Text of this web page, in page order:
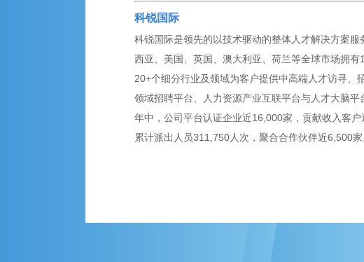
科锐国际
科锐国际是领先的以技术驱动的整体人才解决方案
西亚、美国、英国、澳大利亚、荷兰等全球市场拥
20+个细分行业及领域为客户提供中高端人才访寻
领域招聘平台、人力资源产业互联平台与人才大脑
年中，公司平台认证企业近16,000家，贡献收入客
累计派出人员311,750人次，聚合合作伙伴近6,500家